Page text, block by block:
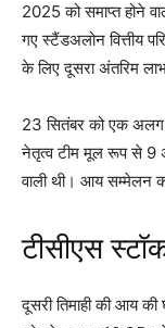
2025 को समाप्त होने
गए स्टैंडअलोन वित्तीय
के लिए दूसरा अंतरिम
23 सितंबर को एक अलग
नेतृत्व टीम मूल रूप से 9
वाली थी। आय सम्मेलन
टीसीएस
दूसरी तिमाही की आय